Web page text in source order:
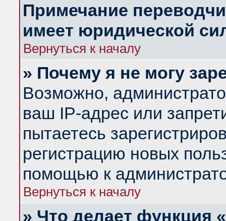
Примечание
имеет юридической
Вернуться к началу
» Почему я не могу
Возможно,
ваш IP-адрес или
пытаетесь
регистрацию новых
помощью к
Вернуться к началу
» Что делает функция